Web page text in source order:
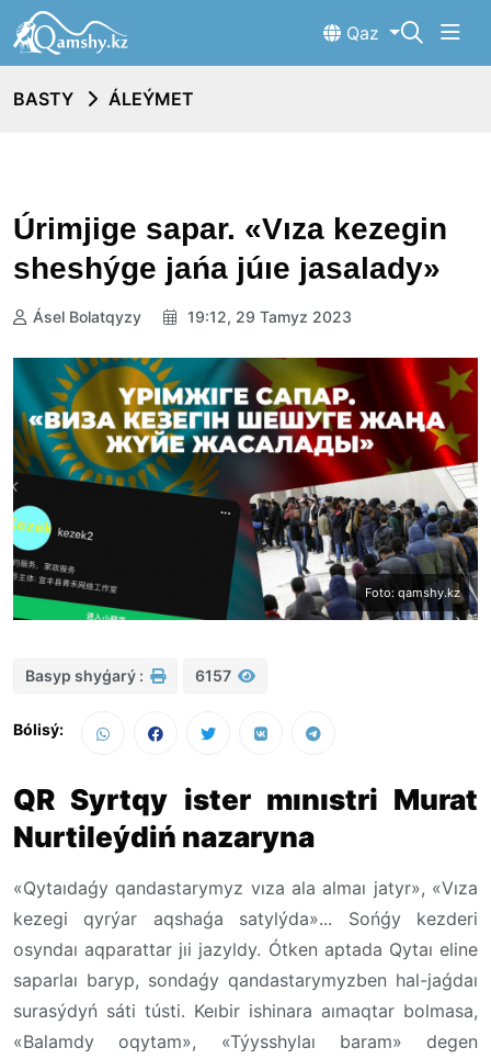
Qaz
BASTY ÁLEÝMET
Úrimjige sapar. «Vıza kezegin
sheshýge jańa júıe jasalady»
Ásel Bolatqyzy 19:12, 29 Tamyz 2023
Foto: qamshy.kz
Basyp shyǵarý : 6157
Bólisý:
QR Syrtqy ister mınıstri Murat
Nurtileýdiń nazaryna
«Qytaıdaǵy qandastarymyz vıza ala almaı jatyr», «Vıza
kezegi qyrýar aqshaǵa satylýda»... Sońǵy kezderi
osyndaı aqparattar jıi jazyldy. Ótken aptada Qytaı eline
saparlaı baryp, sondaǵy qandastarymyzben hal-jaǵdaı
surasýdyń sáti tústi. Keıbir ishinara aımaqtar bolmasa,
«Balamdy oqytam», «Týysshylaı baram» degen